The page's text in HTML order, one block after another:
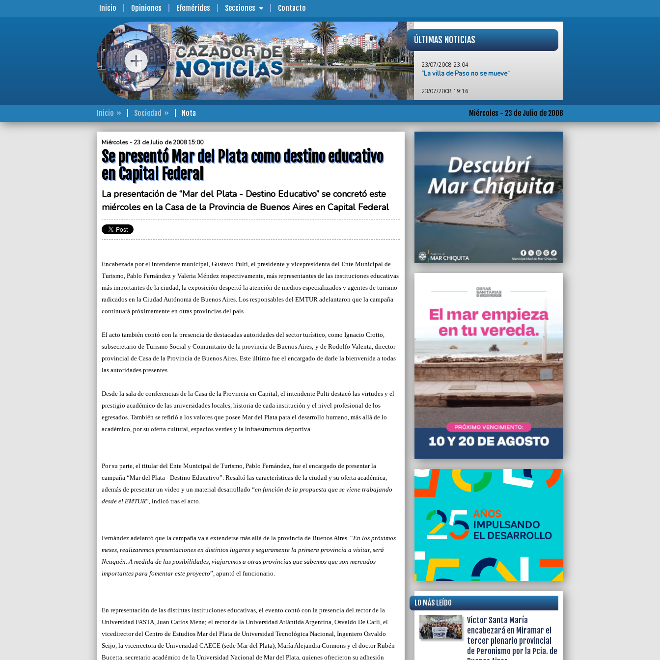
Inicio Opiniones Efemérides Secciones Contacto
ÚLTIMAS NOTICIAS
“La villa de Paso no se mueve”
El Ministerio de Salud bonaerense clausuró la
fábrica de dulce de leche Chimbote de Mar del
Plata
23/07/2008 15:00
Se presentó Mar del Plata como destino
educativo en Capital Federal
23/07/2008 14:52
El paro del campo terminó pero el precio de la
harina no baja
23/07/2008 10:31
“Es una muy mala señal de confianza”
23/07/2008 10:05
“Yo trabajo para que la ciudad y la provincia
participación en el espectro económico del
mapa político nacional”
interviene por cuestionamientos a la
22/07/2008 21:28
Declaran “Ciudadano Ilustre” al empresario
Federico Contessi
22/07/2008 20:10
Duhalde: ´No es momento de hablar de quién
ganó y quién perdió´
22/07/2008 19:48
El EMDER entregó 43 becas a deportistas
locales
Miércoles - 23 de Julio de 2008
Inicio Sociedad Nota
Miércoles - 23 de Julio de 2008 15:00
Se presentó Mar del Plata como destino educativo
en Capital Federal
La presentación de “Mar del Plata - Destino Educativo” se concretó este
miércoles en la Casa de la Provincia de Buenos Aires en Capital Federal
Encabezada por el intendente municipal, Gustavo Pulti, el presidente y vicepresidenta del Ente Municipal de
Turismo, Pablo Fernández y Valeria Méndez respectivamente, más representantes de las instituciones educativas
más importantes de la ciudad, la exposición despertó la atención de medios especializados y agentes de turismo
radicados en la Ciudad Autónoma de Buenos Aires. Los responsables del EMTUR adelantaron que la campaña
continuará próximamente en otras provincias del país.
El acto también contó con la presencia de destacadas autoridades del sector turístico, como Ignacio Crotto,
subsecretario de Turismo Social y Comunitario de la provincia de Buenos Aires; y de Rodolfo Valenta, director
provincial de Casa de la Provincia de Buenos Aires. Este último fue el encargado de darle la bienvenida a todas
las autoridades presentes.
Desde la sala de conferencias de la Casa de la Provincia en Capital, el intendente Pulti destacó las virtudes y el
prestigio académico de las universidades locales, historia de cada institución y el nivel profesional de los
egresados. También se refirió a los valores que posee Mar del Plata para el desarrollo humano, más allá de lo
académico, por su oferta cultural, espacios verdes y la infraestructura deportiva.
Por su parte, el titular del Ente Municipal de Turismo, Pablo Fernández, fue el encargado de presentar la
campaña “Mar del Plata - Destino Educativo”. Resaltó las características de la ciudad y su oferta académica,
además de presentar un video y un material desarrollado “en función de la propuesta que se viene trabajando
desde el EMTUR”, indicó tras el acto.
Fernández adelantó que la campaña va a extenderse más allá de la provincia de Buenos Aires. “En los próximos
meses, realizaremos presentaciones en distintos lugares y seguramente la primera provincia a visitar, será
Neuquén. A medida de las posibilidades, viajaremos a otras provincias que sabemos que son mercados
importantes para fomentar este proyecto”, apuntó el funcionario.
En representación de las distintas instituciones educativas, el evento contó con la presencia del rector de la
Universidad FASTA, Juan Carlos Mena; el rector de la Universidad Atlántida Argentina, Osvaldo De Carli, el
vicedirector del Centro de Estudios Mar del Plata de Universidad Tecnológica Nacional, Ingeniero Osvaldo
Seijo, la vicerrectora de Universidad CAECE (sede Mar del Plata), María Alejandra Cormons y el doctor Rubén
Bucetta, secretario académico de la Universidad Nacional de Mar del Plata, quienes ofrecieron su adhesión
LO MÁS LEÍDO
Víctor Santa María
encabezará en Miramar el
tercer plenario provincial
de Peronismo por la Pcia. de